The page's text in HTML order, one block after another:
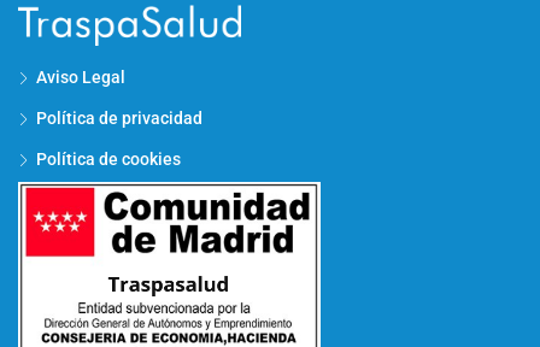
Aviso Legal
Política de privacidad
Política de cookies